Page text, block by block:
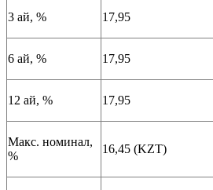
3 ай, % 17,95
6 ай, % 17,95
12 ай, % 17,95
Макс. номинал,
%
16,45 (KZT)